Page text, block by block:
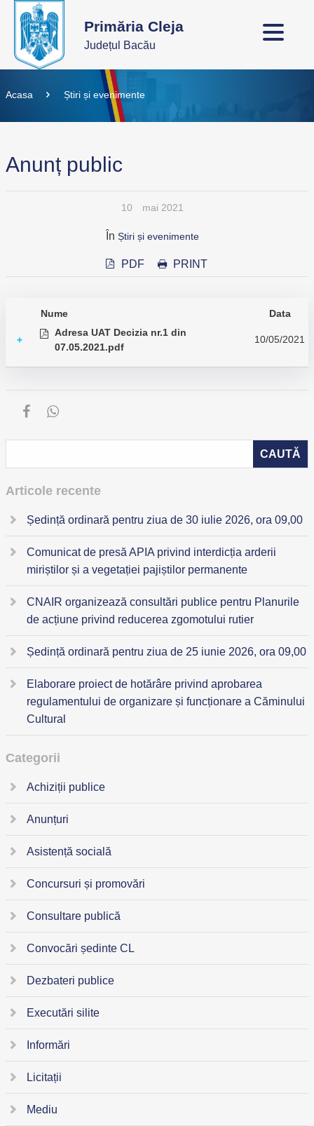
Primăria Cleja
Județul Bacău
Acasa Știri și evenimente
Anunț public
10 mai 2021
În Știri și evenimente
PDF PRINT
Nume Data
+
Adresa UAT Decizia nr.1 din
07.05.2021.pdf
10/05/2021
Articole recente
Ședință ordinară pentru ziua de 30 iulie 2026, ora 09,00
Comunicat de presă APIA privind interdicția arderii
miriștilor și a vegetației pajiștilor permanente
CNAIR organizează consultări publice pentru Planurile
de acțiune privind reducerea zgomotului rutier
Ședință ordinară pentru ziua de 25 iunie 2026, ora 09,00
Elaborare proiect de hotărâre privind aprobarea
regulamentului de organizare și funcționare a Căminului
Cultural
Categorii
Achiziții publice
Anunțuri
Asistență socială
Concursuri și promovări
Consultare publică
Convocări ședinte CL
Dezbateri publice
Executări silite
Informări
Licitații
Mediu